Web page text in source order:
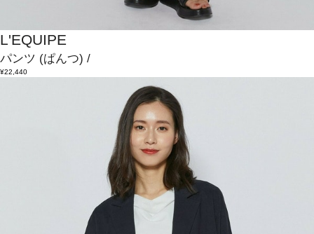
L'EQUIPE
パンツ (ぱんつ) /
¥22,440